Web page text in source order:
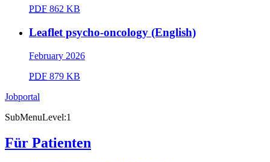
PDF 862 KB
Leaflet psycho-oncology (English)
February 2026
PDF 879 KB
Jobportal
SubMenuLevel:1
Für Patienten